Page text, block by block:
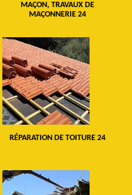
MAÇON, TRAVAUX DE
MAÇONNERIE 24
RÉPARATION DE TOITURE 24